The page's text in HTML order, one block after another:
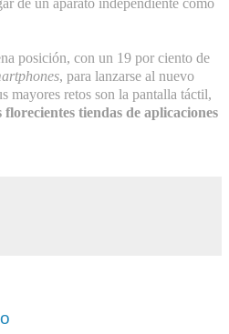
de un aparato independiente como
posición, con un 19 por ciento de
, para lanzarse al nuevo
mayores retos son la pantalla táctil,
florecientes tiendas de aplicaciones